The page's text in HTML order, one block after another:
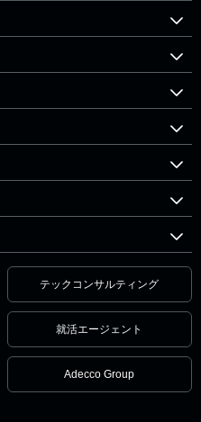
テックコンサルティング
就活エージェント
Adecco Group